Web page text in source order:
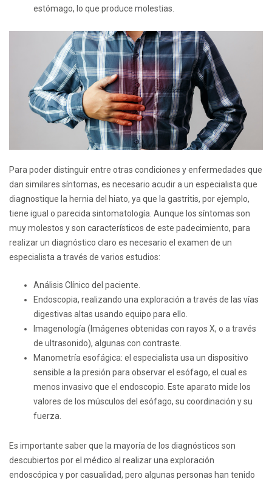
estómago, lo que produce molestias.
Para poder distinguir entre otras condiciones y enfermedades que
dan similares síntomas, es necesario acudir a un especialista que
diagnostique la hernia del hiato, ya que la gastritis, por ejemplo,
tiene igual o parecida sintomatología. Aunque los síntomas son
muy molestos y son característicos de este padecimiento, para
realizar un diagnóstico claro es necesario el examen de un
especialista a través de varios estudios:
Análisis Clínico del paciente.
Endoscopia, realizando una exploración a través de las vías
digestivas altas usando equipo para ello.
Imagenología (Imágenes obtenidas con rayos X, o a través
de ultrasonido), algunas con contraste.
Manometría esofágica: el especialista usa un dispositivo
sensible a la presión para observar el esófago, el cual es
menos invasivo que el endoscopio. Este aparato mide los
valores de los músculos del esófago, su coordinación y su
fuerza.
Es importante saber que la mayoría de los diagnósticos son
descubiertos por el médico al realizar una exploración
endoscópica y por casualidad, pero algunas personas han tenido